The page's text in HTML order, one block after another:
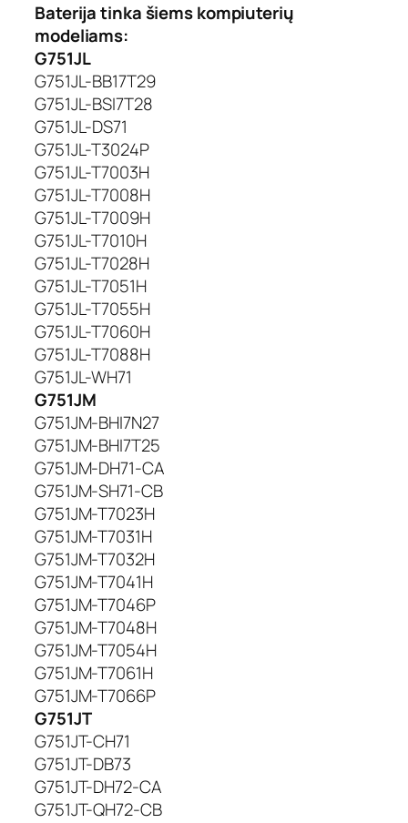
u
t
e
r
i
o
b
a
t
e
r
i
j
a
A
S
U
S
A
4
2
N
1
4
0
3
,
5
8
6
6
m
A
h
,
O
r
i
g
i
n
Baterija tinka šiems kompiuterių
modeliams:
G751JL
G751JL-BB17T29
G751JL-BSI7T28
G751JL-DS71
G751JL-T3024P
G751JL-T7003H
G751JL-T7008H
G751JL-T7009H
G751JL-T7010H
G751JL-T7028H
G751JL-T7051H
G751JL-T7055H
G751JL-T7060H
G751JL-T7088H
G751JL-WH71
G751JM
G751JM-BHI7N27
G751JM-BHI7T25
G751JM-DH71-CA
G751JM-SH71-CB
G751JM-T7023H
G751JM-T7031H
G751JM-T7032H
G751JM-T7041H
G751JM-T7046P
G751JM-T7048H
G751JM-T7054H
G751JM-T7061H
G751JM-T7066P
G751JT
G751JT-CH71
G751JT-DB73
G751JT-DH72-CA
G751JT-QH72-CB